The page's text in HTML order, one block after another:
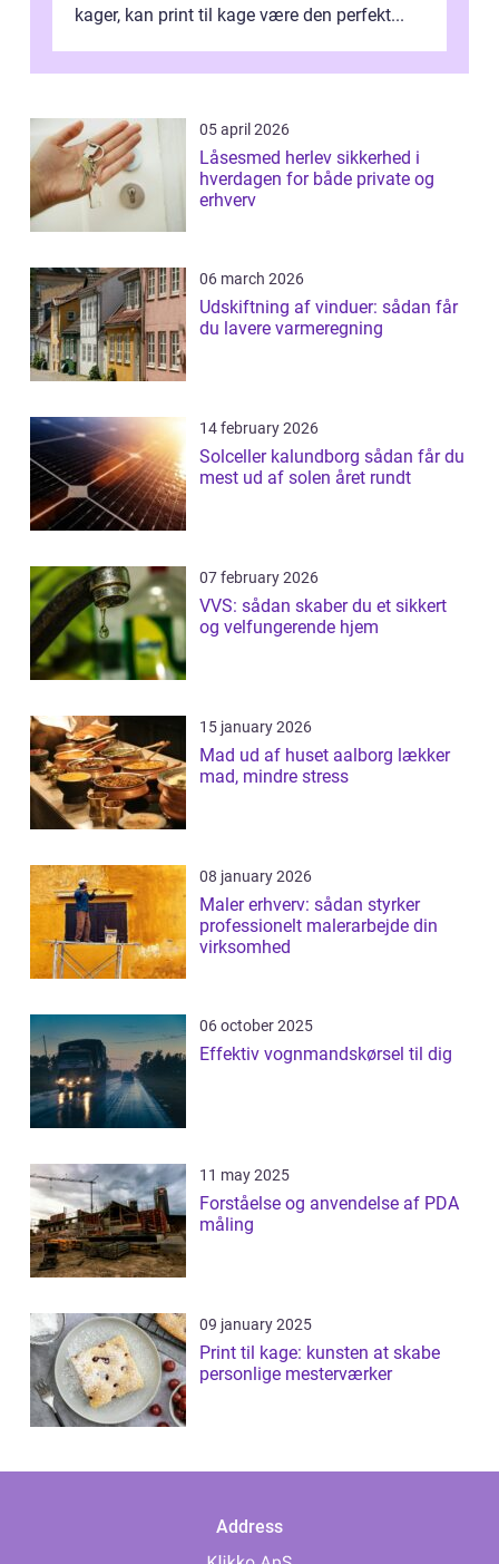
kager, kan print til kage være den perfekt...
05 april 2026
Låsesmed herlev sikkerhed i
hverdagen for både private og
erhverv
06 march 2026
Udskiftning af vinduer: sådan får
du lavere varmeregning
14 february 2026
Solceller kalundborg sådan får du
mest ud af solen året rundt
07 february 2026
VVS: sådan skaber du et sikkert
og velfungerende hjem
15 january 2026
Mad ud af huset aalborg lækker
mad, mindre stress
08 january 2026
Maler erhverv: sådan styrker
professionelt malerarbejde din
virksomhed
06 october 2025
Effektiv vognmandskørsel til dig
11 may 2025
Forståelse og anvendelse af PDA
måling
09 january 2025
Print til kage: kunsten at skabe
personlige mesterværker
Address